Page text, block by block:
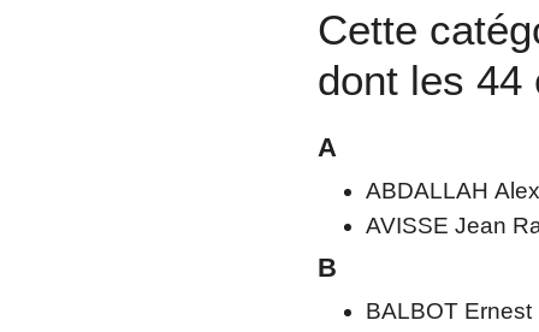
Cette
dont les 44
A
ABDALLAH
AVISSE Jean
B
BALBOT Ernest